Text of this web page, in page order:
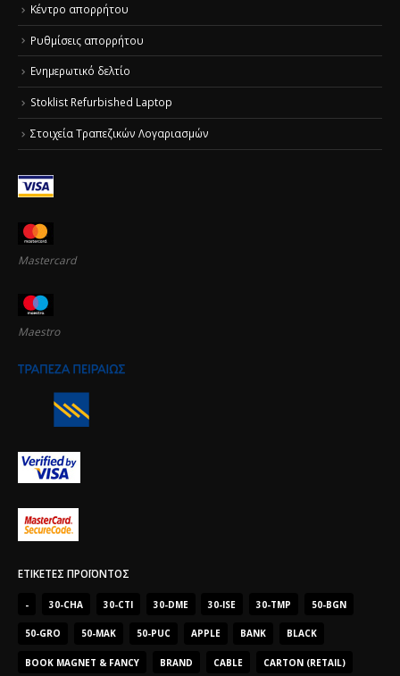
Κέντρο απορρήτου
Ρυθμίσεις απορρήτου
Ενημερωτικό δελτίο
Stoklist Refurbished Laptop
Στοιχεία Τραπεζικών Λογαριασμών
Mastercard
Maestro
ΕΤΙΚΈΤΕΣ ΠΡΟΪΌΝΤΟΣ
- 30-CHA 30-CTI 30-DME 30-ISE 30-TMP 50-BGN
50-GRO 50-MAK 50-PUC APPLE BANK BLACK
BOOK MAGNET & FANCY BRAND CABLE CARTON (RETAIL)